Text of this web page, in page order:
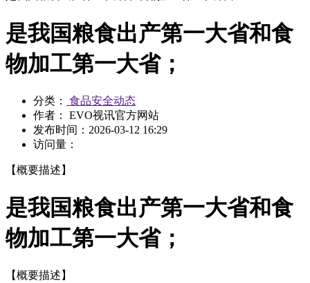
是我国粮食出产第一大省和食
物加工第一大省；
分类：
食品安全动态
作者： EVO视讯官方网站
发布时间： 2026-03-12 16:29
访问量：
【概要描述】
是我国粮食出产第一大省和食
物加工第一大省；
【概要描述】